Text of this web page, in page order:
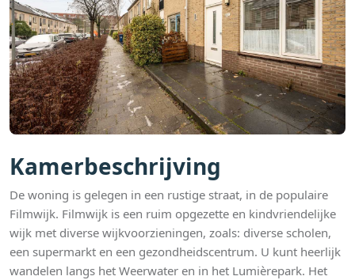
Kamerbeschrijving
De woning is gelegen in een rustige straat, in de populaire
Filmwijk. Filmwijk is een ruim opgezette en kindvriendelijke
wijk met diverse wijkvoorzieningen, zoals: diverse scholen,
een supermarkt en een gezondheidscentrum. U kunt heerlijk
wandelen langs het Weerwater en in het Lumièrepark. Het